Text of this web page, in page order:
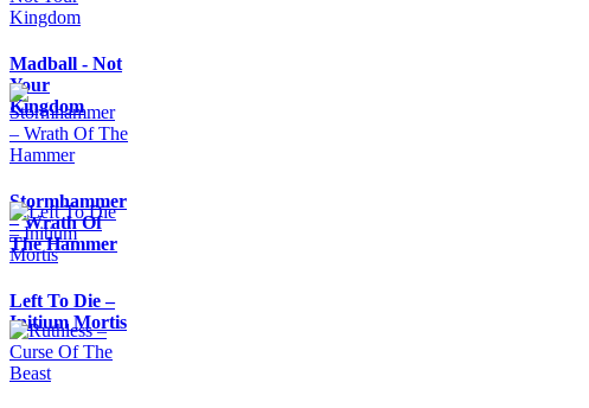
Madball - Not
Your
Kingdom
Stormhammer
– Wrath Of
The Hammer
Left To Die –
Initium Mortis